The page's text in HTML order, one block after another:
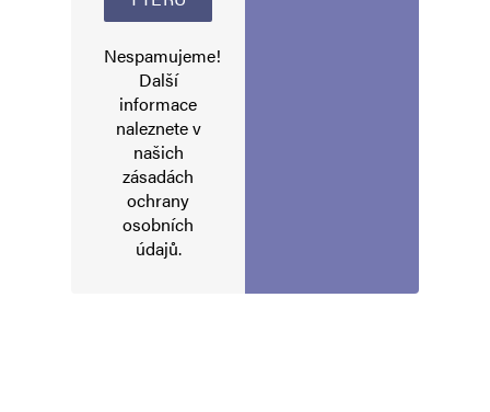
Nespamujeme!
Další
informace
naleznete v
našich
zásadách
ochrany
osobních
údajů.